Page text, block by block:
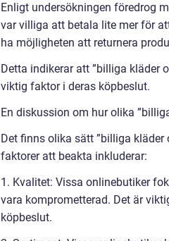
Enligt undersökningen föredrog
var villiga att betala lite mer för
ha möjligheten att returnera
Detta indikerar att ”billiga kläder
viktig faktor i deras köpbeslut.
En diskussion om hur olika
Det finns olika sätt ”billiga
faktorer att beakta inkluderar:
1. Kvalitet: Vissa onlinebutiker
vara komprometterad. Det är
köpbeslut.